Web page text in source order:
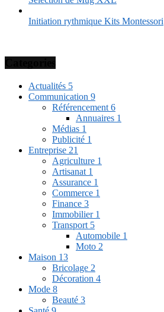
Initiation rythmique Kits Montessori
Actualités 5
Communication 9
Référencement 6
Annuaires 1
Médias 1
Publicité 1
Entreprise 21
Agriculture 1
Artisanat 1
Assurance 1
Commerce 1
Finance 3
Immobilier 1
Transport 5
Automobile 1
Moto 2
Maison 13
Bricolage 2
Décoration 4
Mode 8
Beauté 3